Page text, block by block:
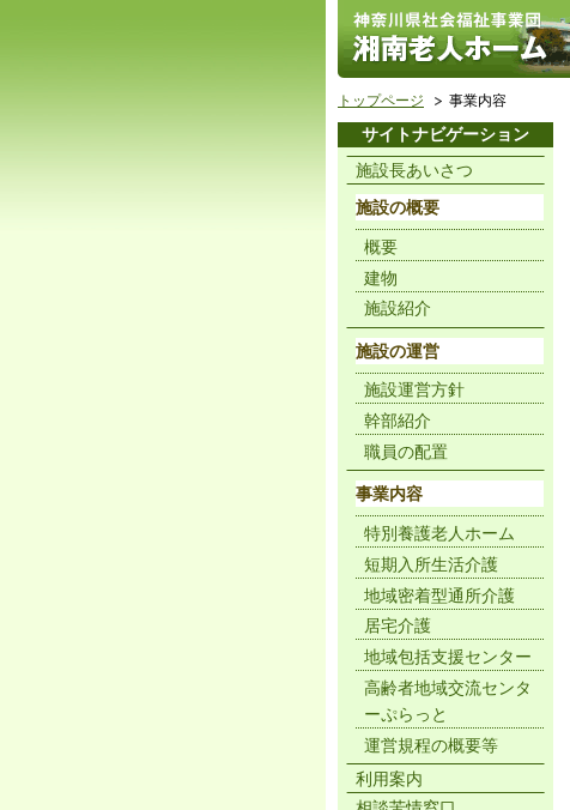
トップページ 事業内容
サイトナビゲーション
施設長あいさつ
施設の概要
概要
建物
施設紹介
施設の運営
施設運営方針
幹部紹介
職員の配置
事業内容
特別養護老人ホーム
短期入所生活介護
地域密着型通所介護
居宅介護
地域包括支援センター
高齢者地域交流センタ
ーぷらっと
運営規程の概要等
利用案内